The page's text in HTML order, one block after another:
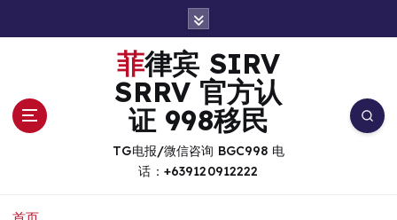
菲律宾 SIRV
SRRV 官方认
证 998移民
TG电报/微信咨询 BGC998 电
话：+639120912222